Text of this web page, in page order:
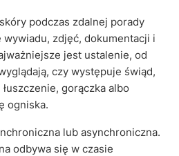
podczas zdalnej porady
zdjęć, dokumentacji i
jest ustalenie, od
czy występuje świąd,
gorączka albo
ogniska.
lub asynchroniczna.
odbywa się w czasie